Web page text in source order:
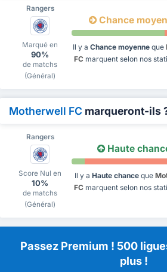
Rangers
Marqué en
90%
de matchs
(Général)
Chance
Il y a Chance moyenneque
FC marquent selon nos
Motherwell FC marqueront-ils
Rangers
Score Nul en
10%
de matchs
(Général)
Haute
Il y a Haute chanceque
FC marquent selon nos
Passez Premium ! 500
plus !